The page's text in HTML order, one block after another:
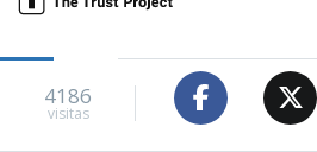
4186
visitas